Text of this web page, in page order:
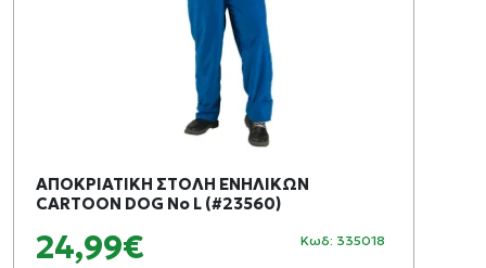
ΑΠΟΚΡΙΑΤΙΚΗ ΣΤΟΛΗ ΕΝΗΛΙΚΩΝ
CARTOON DOG No L (#23560)
24,99€ Κωδ: 335018